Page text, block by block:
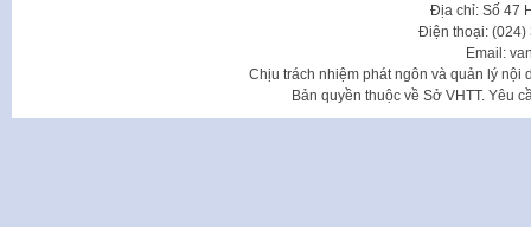
Địa chỉ: Số 47
Điện thoại: (024)
Email:
Chịu trách nhiệm phát ngôn và quản lý nội
Bản quyền thuộc về Sở VHTT. Yêu